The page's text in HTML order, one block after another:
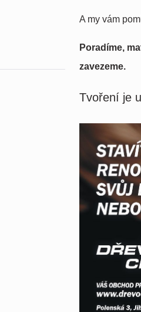
A my vám
Poradíme,
zavezeme.
Tvoření je